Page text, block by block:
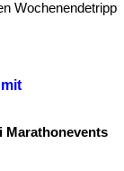
Wochenendetripp
mit
Marathonevents